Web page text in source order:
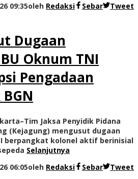
09:35oleh Redaksi Sebar Tweet
Dugaan
Oknum TNI
Pengadaan
Jaksa Penyidik Pidana
(Kejagung) mengusut dugaan
berpangkat kolonel aktif berinisial
Selanjutnya
06:05oleh Redaksi Sebar Tweet